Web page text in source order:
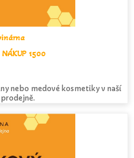
1500
nebo medové kosmetiky v naší
prodejně.